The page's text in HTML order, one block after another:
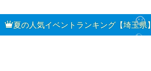
夏の人気イベントランキング【埼玉県】